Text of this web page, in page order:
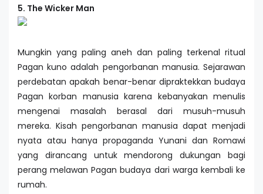
5. The Wicker Man
Mungkin yang paling aneh dan paling terkenal ritual
Pagan kuno adalah pengorbanan manusia. Sejarawan
perdebatan apakah benar-benar dipraktekkan budaya
Pagan korban manusia karena kebanyakan menulis
mengenai masalah berasal dari musuh-musuh
mereka. Kisah pengorbanan manusia dapat menjadi
nyata atau hanya propaganda Yunani dan Romawi
yang dirancang untuk mendorong dukungan bagi
perang melawan Pagan budaya dari warga kembali ke
rumah.